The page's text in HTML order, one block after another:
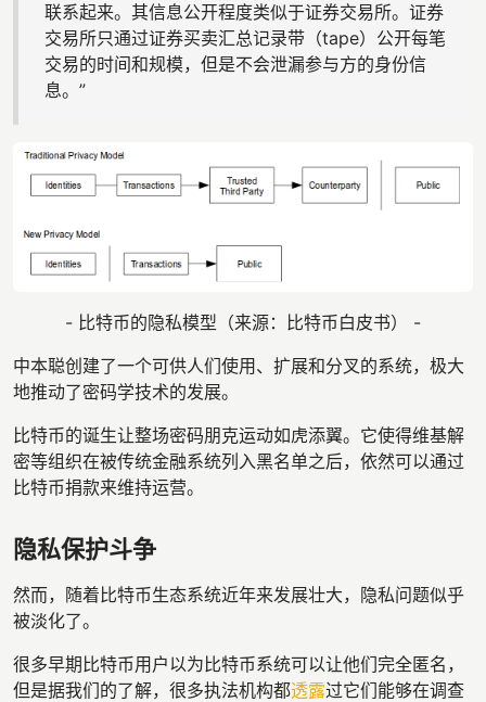
联系起来。其信息公开程度类似于证券交易所。证券
交易所只通过证券买卖汇总记录带（tape）公开每笔
交易的时间和规模，但是不会泄漏参与方的身份信
息。”
- 比特币的隐私模型（来源：比特币白皮书） -
中本聪创建了一个可供人们使用、扩展和分叉的系统，极大
地推动了密码学技术的发展。
比特币的诞生让整场密码朋克运动如虎添翼。它使得维基解
密等组织在被传统金融系统列入黑名单之后，依然可以通过
比特币捐款来维持运营。
隐私保护斗争
然而，随着比特币生态系统近年来发展壮大，隐私问题似乎
被淡化了。
很多早期比特币用户以为比特币系统可以让他们完全匿名，
但是据我们的了解，很多执法机构都透露过它们能够在调查